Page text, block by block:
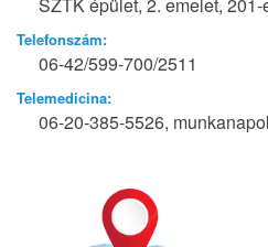
Telefonszám:
06-42/599-700/2511
Telemedicina:
06-20-385-5526,